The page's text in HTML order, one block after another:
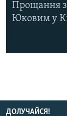
Прощання з
Юковим у
ДОЛУЧАЙСЯ!